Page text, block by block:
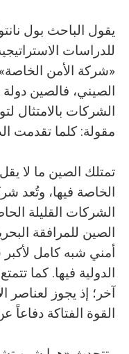
يقول الباحث بول
«شركة الأمن
الصيني، فالصين
الشركات بالامتثال
مقولة: كلما تقدمت
الخاصة فيها، وتُعد
الشركات القليلة
الصين للمرافقة
أمني شبه كامل
الدولية فيها. كما
آخر؛ إذ يجوز لعناصر
القوة الفتاكة دفاعاً